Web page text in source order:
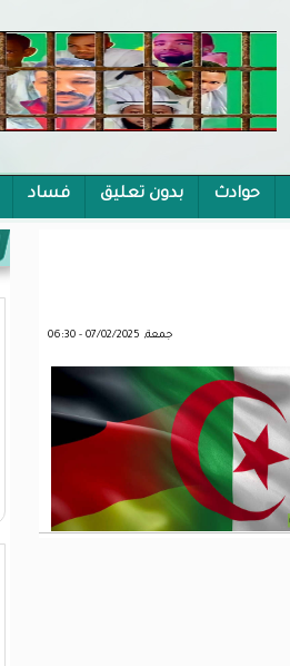
حوادث بدون تعليق فساد
جمعة, 07/02/2025 - 06:30